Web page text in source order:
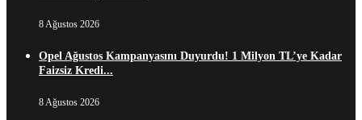
8 Ağustos 2026
Opel Ağustos Kampanyasını Duyurdu! 1 Milyon TL’ye Kadar
Faizsiz Kredi...
8 Ağustos 2026